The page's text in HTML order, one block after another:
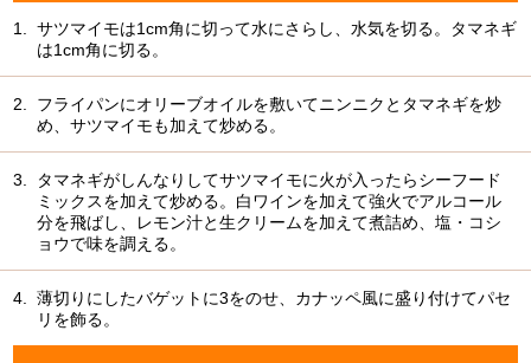
1.
サツマイモは1cm角に切って水にさらし、水気を切る。タマネギ
は1cm角に切る。
2.
フライパンにオリーブオイルを敷いてニンニクとタマネギを炒
め、サツマイモも加えて炒める。
3.
タマネギがしんなりしてサツマイモに火が入ったらシーフード
ミックスを加えて炒める。白ワインを加えて強火でアルコール
分を飛ばし、レモン汁と生クリームを加えて煮詰め、塩・コシ
ョウで味を調える。
4.
薄切りにしたバゲットに3をのせ、カナッペ風に盛り付けてパセ
リを飾る。